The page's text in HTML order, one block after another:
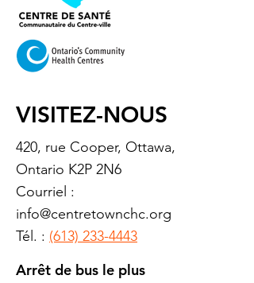
VISITEZ-NOUS
420, rue Cooper, Ottawa,
Ontario K2P 2N6
Courriel :
info@centretownchc.org
Tél. : (613) 233-4443
Arrêt de bus le plus